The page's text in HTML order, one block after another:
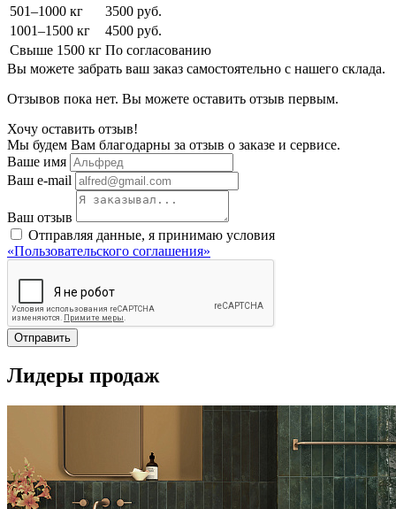
501–1000 кг
3500 руб.
1001–1500 кг
4500 руб.
Свыше 1500 кг По согласованию
Вы можете забрать ваш заказ самостоятельно с нашего склада.
Отзывов пока нет. Вы можете оставить отзыв первым.
Хочу оставить отзыв!
Мы будем Вам благодарны за отзыв о заказе и сервисе.
Ваше имя
Ваш e-mail
Ваш отзыв
Отправляя данные, я принимаю условия
«Пользовательского соглашения»
Отправить
Лидеры продаж